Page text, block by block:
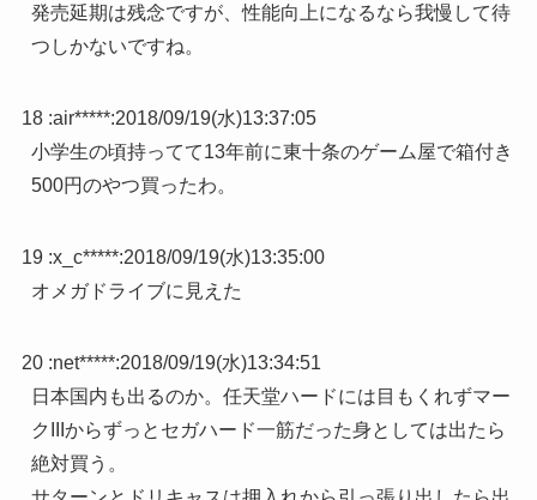
発売延期は残念ですが、性能向上になるなら我慢して待
つしかないですね。
18 :air*****:2018/09/19(水)13:37:05
小学生の頃持ってて13年前に東十条のゲーム屋で箱付き
500円のやつ買ったわ。
19 :x_c*****:2018/09/19(水)13:35:00
オメガドライブに見えた
20 :net*****:2018/09/19(水)13:34:51
日本国内も出るのか。任天堂ハードには目もくれずマー
クIIIからずっとセガハード一筋だった身としては出たら
絶対買う。